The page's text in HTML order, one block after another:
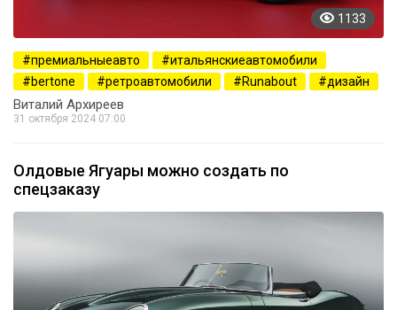
1133
премиальныеавто
итальянскиеавтомобили
bertone
ретроавтомобили Runabout дизайн
Виталий Архиреев
31 октября 2024 07:00
Олдовые Ягуары можно создать по
спецзаказу